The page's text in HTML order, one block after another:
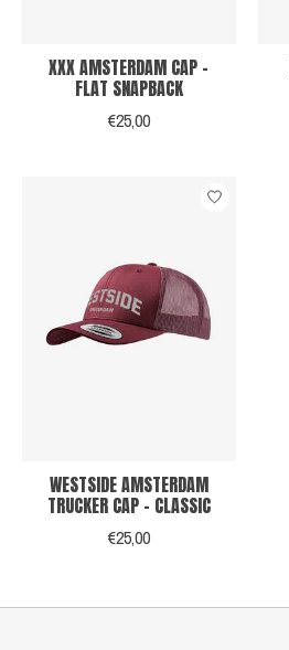
XXX AMSTERDAM CAP -
FLAT SNAPBACK
€25,00
WESTSIDE AMSTERDAM
TRUCKER CAP - CLASSIC
€25,00